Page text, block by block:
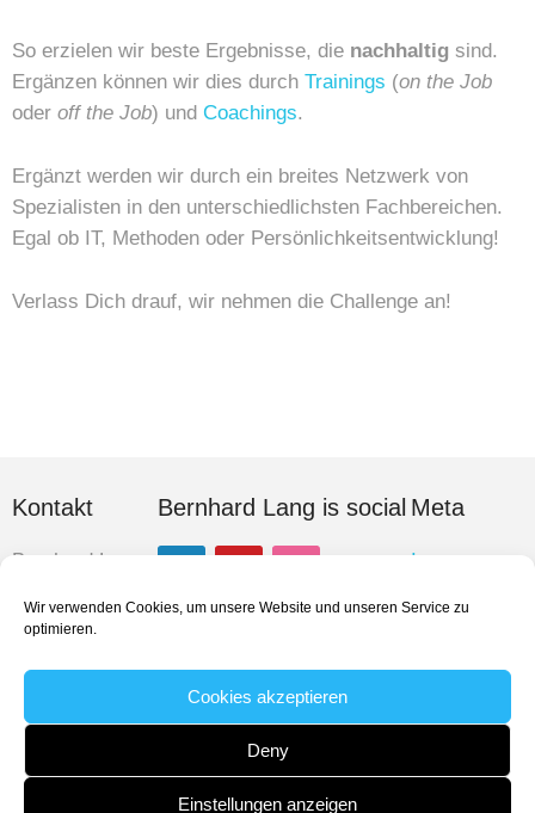
Wir verwenden Cookies, um unsere Website und unseren Service zu
optimieren.
Cookies akzeptieren
Deny
Einstellungen anzeigen
So erzielen wir beste Ergebnisse, die nachhaltig sind.
Ergänzen können wir dies durch Trainings (on the Job
oder off the Job) und Coachings.
Ergänzt werden wir durch ein breites Netzwerk von
Spezialisten in den unterschiedlichsten Fachbereichen.
Egal ob IT, Methoden oder Persönlichkeitsentwicklung!
Verlass Dich drauf, wir nehmen die Challenge an!
Kontakt
Bernhard Lang
86863
+49 162 3 70 36
Bernhard Lang is social
Suche
Meta
Impressum
Datenschutz
Richtlinie